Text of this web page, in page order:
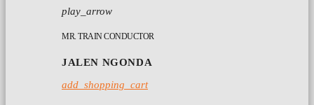
play_arrow
MR. TRAIN CONDUCTOR
JALEN NGONDA
add_shopping_cart